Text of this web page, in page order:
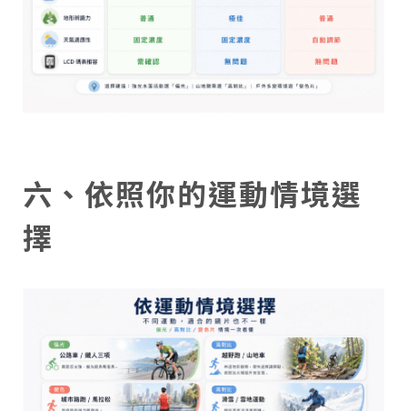
六、依照你的運動情境選
擇